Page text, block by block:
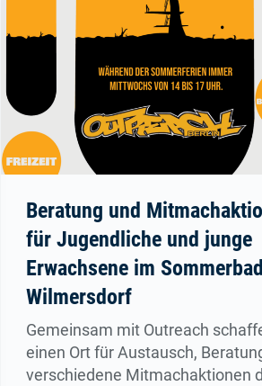
Beratung und
für Jugendliche und junge
Erwachsene im Sommerbad
Wilmersdorf
Gemeinsam mit Outreach
einen Ort für Austausch,
verschiedene Mitmachaktionen